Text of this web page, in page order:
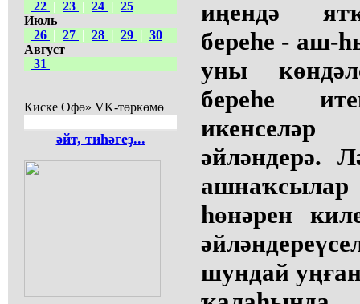
22 | 23 | 24 | 25
Июль
26 | 27 | 28 | 29 | 30
Август
31
Киске Өфө» VK-төркөмө
әйт, тиһәгеҙ...
иңендә
береһе - аш-
уны
береһе
әйләндерә.
һөнәрен
шундай